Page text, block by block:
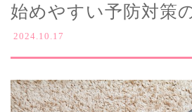
始めやすい予防対策
2024.10.17